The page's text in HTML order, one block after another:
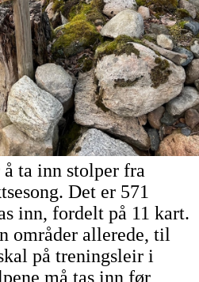
ta inn stolper fra
Det er 571
inn, fordelt på 11 kart.
områder allerede, til
på treningsleir i
må tas inn før